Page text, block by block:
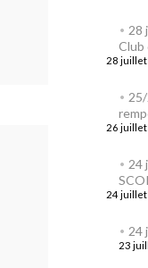
28
Club
28
26
24
24
24
23